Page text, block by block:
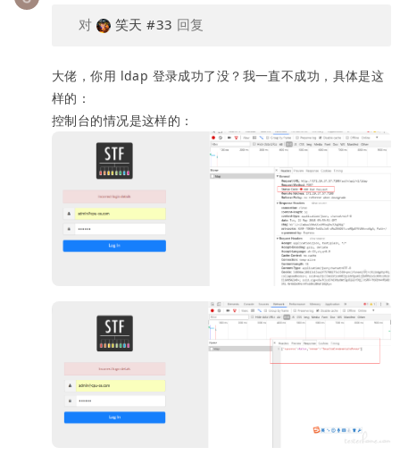
对
笑天 #33 回复
大佬，你用 ldap 登录成功了没？我一直不成功，具体是这
样的：
控制台的情况是这样的：